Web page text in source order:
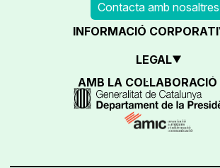
Contacta amb nosaltres
INFORMACIÓ
LEGAL
AMB LA COL·LABORACIÓ